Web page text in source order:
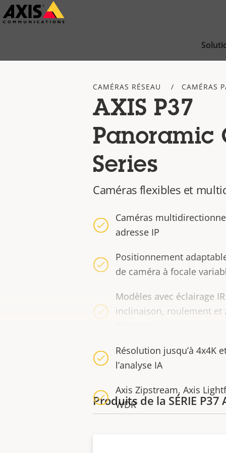
Passer
au
CAMÉRAS RÉSEAU CAMÉRAS
AXIS P37
Panoramic
Series
Caméras flexibles et
Caméras
adresse IP
Positionnement
de caméra à focale
Modèles avec éclairage
inclinaison, roulement et
Résolution jusqu’à 4x4K
l’analyse IA
Axis Zipstream, Axis
WDR
Produits de la SÉRIE P37